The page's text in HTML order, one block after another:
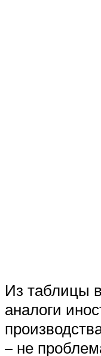
Из таблицы
аналоги
– не